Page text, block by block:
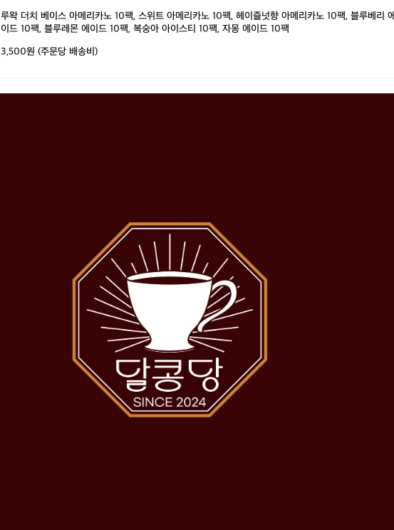
루왁 더치 베이스 아메리카노 10팩, 스위트 아메리카노 10팩, 헤이즐넛향 아메리카노 10팩, 블루베리 에
이드 10팩, 블루레몬 에이드 10팩, 복숭아 아이스티 10팩, 자몽 에이드 10팩
3,500원 (주문당 배송비)